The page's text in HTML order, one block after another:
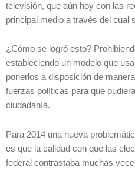
televisión, que aún hoy con las
principal medio a través del cual
¿Cómo se logró esto?
estableciendo un modelo que
ponerlos a disposición de
fuerzas políticas para que
ciudadanía.
Para 2014 una nueva
es que la calidad con que las
federal contrastaba muchas